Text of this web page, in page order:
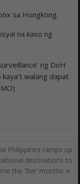
sa Hongkong.
na kaso ng
ng DoH
walang dapat
Philippines ramps up
destinations to
the ‘Ber’ months